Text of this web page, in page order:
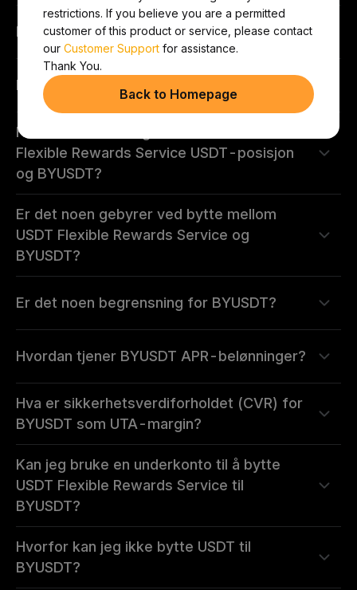
restrictions. If you believe you are a permitted
customer of this product or service, please contact
ourCustomer Support for assistance.
Thank You.
Back to Homepage
Hva er fordelene med å holde BYUSDT?
Hvordan får jeg BYUSDT?
Hva er konverteringskursen mellom
Flexible Rewards Service USDT-posisjon
og BYUSDT?
Er det noen gebyrer ved bytte mellom
USDT Flexible Rewards Service og
BYUSDT?
Er det noen begrensning for BYUSDT?
Hvordan tjener BYUSDT APR-belønninger?
Hva er sikkerhetsverdiforholdet (CVR) for
BYUSDT som UTA-margin?
Kan jeg bruke en underkonto til å bytte
USDT Flexible Rewards Service til
BYUSDT?
Hvorfor kan jeg ikke bytte USDT til
BYUSDT?